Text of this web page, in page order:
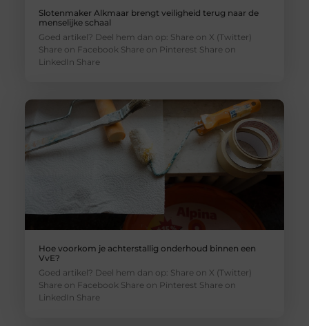
Slotenmaker Alkmaar brengt veiligheid terug naar de
menselijke schaal
Goed artikel? Deel hem dan op: Share on X (Twitter)
Share on Facebook Share on Pinterest Share on
LinkedIn Share
Hoe voorkom je achterstallig onderhoud binnen een
VvE?
Goed artikel? Deel hem dan op: Share on X (Twitter)
Share on Facebook Share on Pinterest Share on
LinkedIn Share